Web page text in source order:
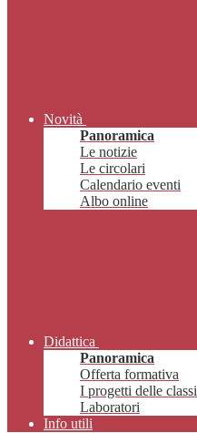
Novità
Panoramica
Le notizie
Le circolari
Calendario eventi
Albo online
Didattica
Panoramica
Offerta formativa
I progetti delle classi
Laboratori
Info utili